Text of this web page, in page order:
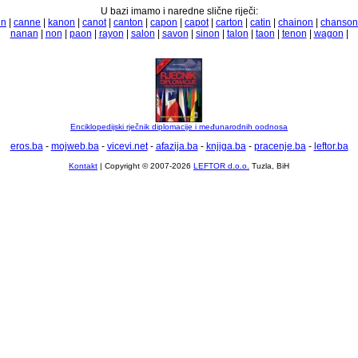
U bazi imamo i naredne slične riječi:
canne kanon canot| canton capon capot| carton catin chainon chanson
nanan
non paon rayon salon savon sinon talon taon tenon wagon
Enciklopedijski rječnik diplomacije i međunarodnih oodnosa
eros.ba- mojweb.ba- vicevi.net- afazija.ba- knjiga.ba- pracenje.ba- leftor.ba
Kontakt | Copyright © 2007-2026 LEFTOR d.o.o. Tuzla, BiH